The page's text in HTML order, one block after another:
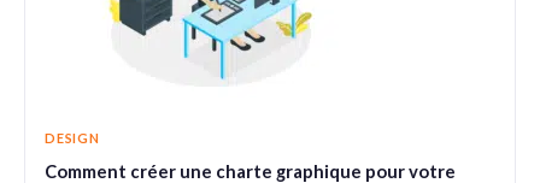
DESIGN
Comment créer une charte graphique pour votre